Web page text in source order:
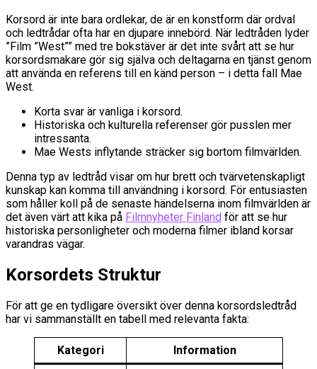
Korsord är inte bara ordlekar, de är en konstform där ordval
och ledtrådar ofta har en djupare innebörd. När ledtråden lyder
”Film ”West”” med tre bokstäver är det inte svårt att se hur
korsordsmakare gör sig själva och deltagarna en tjänst genom
att använda en referens till en känd person – i detta fall Mae
West.
Korta svar är vanliga i korsord.
Historiska och kulturella referenser gör pusslen mer
intressanta.
Mae Wests inflytande sträcker sig bortom filmvärlden.
Denna typ av ledtråd visar om hur brett och tvärvetenskapligt
kunskap kan komma till användning i korsord. För entusiasten
som håller koll på de senaste händelserna inom filmvärlden är
det även värt att kika på Filmnyheter Finland för att se hur
historiska personligheter och moderna filmer ibland korsar
varandras vägar.
Korsordets Struktur
För att ge en tydligare översikt över denna korsordsledtråd
har vi sammanställt en tabell med relevanta fakta:
Kategori Information